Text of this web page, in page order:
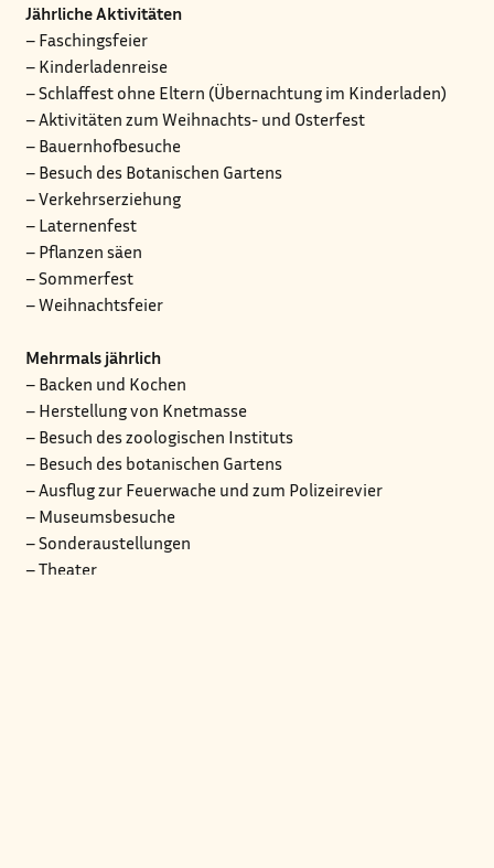
Jährliche Aktivitäten
– Faschingsfeier
– Kinderladenreise
– Schlaffest ohne Eltern (Übernachtung im Kinderladen)
– Aktivitäten zum Weihnachts- und Osterfest
– Bauernhofbesuche
– Besuch des Botanischen Gartens
– Verkehrserziehung
– Laternenfest
– Pflanzen säen
– Sommerfest
– Weihnachtsfeier
Mehrmals jährlich
– Backen und Kochen
– Herstellung von Knetmasse
– Besuch des zoologischen Instituts
– Besuch des botanischen Gartens
– Ausflug zur Feuerwache und zum Polizeirevier
– Museumsbesuche
– Sonderaustellungen
– Theater